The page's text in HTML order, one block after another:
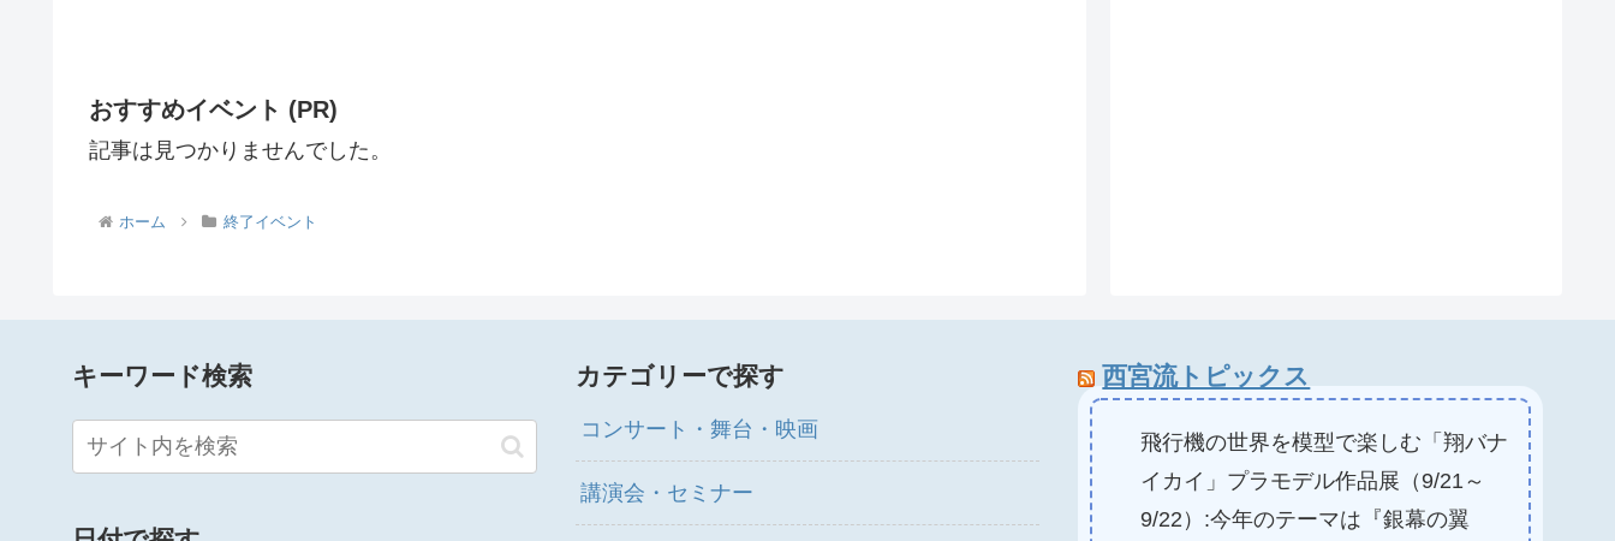
おすすめイベント (PR)
記事は見つかりませんでした。
ホーム 終了イベント
キーワード検索 カテゴリーで探す
コンサート・舞台・映画
講演会・セミナー
西宮流トピックス
飛行機の世界を模型で楽しむ「翔バナ
イカイ」プラモデル作品展（9/21～
9/22）:今年のテーマは『銀幕の翼